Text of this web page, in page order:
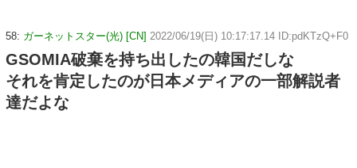
58: ガーネットスター(光) [CN] 2022/06/19(日) 10:17:17.14 ID:pdKTzQ+F0
GSOMIA破棄を持ち出したの韓国だしな
それを肯定したのが日本メディアの一部解説者
達だよな